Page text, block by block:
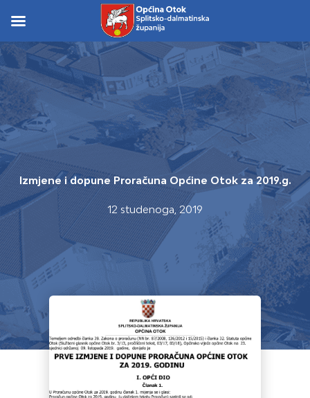
content
content
Izmjene i dopune Proračuna Općine Otok za 2019.g.
12 studenoga, 2019